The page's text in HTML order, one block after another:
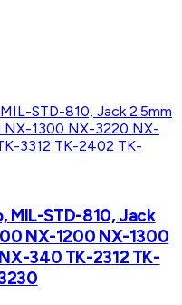
MIL-STD-810, Jack
NX-1200 NX-1300
340 TK-2312 TK-